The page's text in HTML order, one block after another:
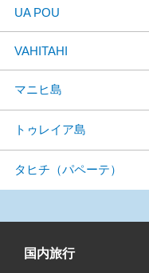
UA POU
VAHITAHI
マニヒ島
トゥレイア島
タヒチ（パペーテ）
国内旅行